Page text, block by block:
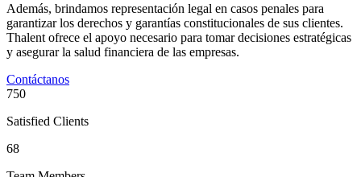
Además, brindamos representación legal en casos penales para
garantizar los derechos y garantías constitucionales de sus clientes.
Thalent ofrece el apoyo necesario para tomar decisiones estratégicas
y asegurar la salud financiera de las empresas.
Contáctanos
750
Satisfied Clients
68